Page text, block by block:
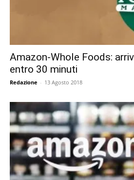
Amazon-Whole Foods:
entro 30 minuti
Redazione - 13 Agosto 2018